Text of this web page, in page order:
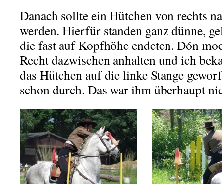
Danach sollte ein Hütchen von rechts
werden. Hierfür standen ganz dünne,
die fast auf Kopfhöhe endeten. Dón
Recht dazwischen anhalten und ich
das Hütchen auf die linke Stange
schon durch. Das war ihm überhaupt